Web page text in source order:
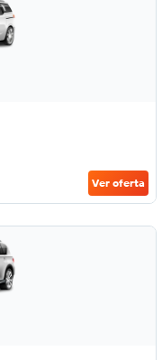
Ver oferta